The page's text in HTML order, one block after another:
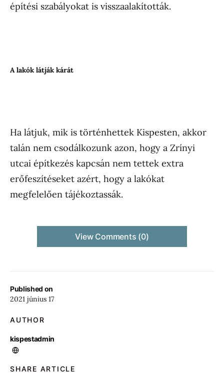
Published on
2021 június 17
AUTHOR
kispestadmin
SHARE ARTICLE
építési szabályokat is visszaalakították.
A lakók látják kárát
Ha látjuk, mik is történhettek Kispesten, akkor
talán nem csodálkozunk azon, hogy a Zrínyi
utcai építkezés kapcsán nem tettek extra
erőfeszítéseket azért, hogy a lakókat
megfelelően tájékoztassák.
View Comments (0)